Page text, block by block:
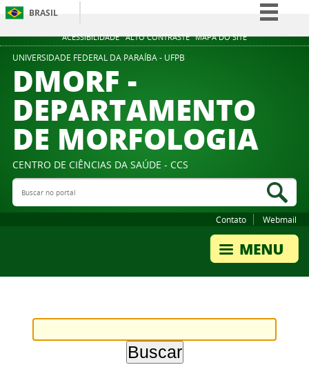
ACESSIBILIDADE ALTO CONTRASTE MAPA DO SITE
BRASIL
Simplifique!
Acesso à informação
Legislação
Canais
UNIVERSIDADE FEDERAL DA PARAÍBA - UFPB
DMORF -
DEPARTAMENTO
DE MORFOLOGIA
CENTRO DE CIÊNCIAS DA SAÚDE - CCS
Buscar no portal
Contato Webmail